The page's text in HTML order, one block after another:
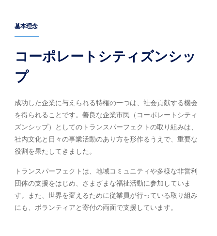
基本理念
コーポレートシティズンシッ
プ
成功した企業に与えられる特権の一つは、社会貢献する機会
を得られることです。善良な企業市民（コーポレートシティ
ズンシップ）としてのトランスパーフェクトの取り組みは、
社内文化と日々の事業活動のあり方を形作るうえで、重要な
役割を果たしてきました。
トランスパーフェクトは、地域コミュニティや多様な非営利
団体の支援をはじめ、さまざまな福祉活動に参加していま
す。また、世界を変えるために従業員が行っている取り組み
にも、ボランティアと寄付の両面で支援しています。